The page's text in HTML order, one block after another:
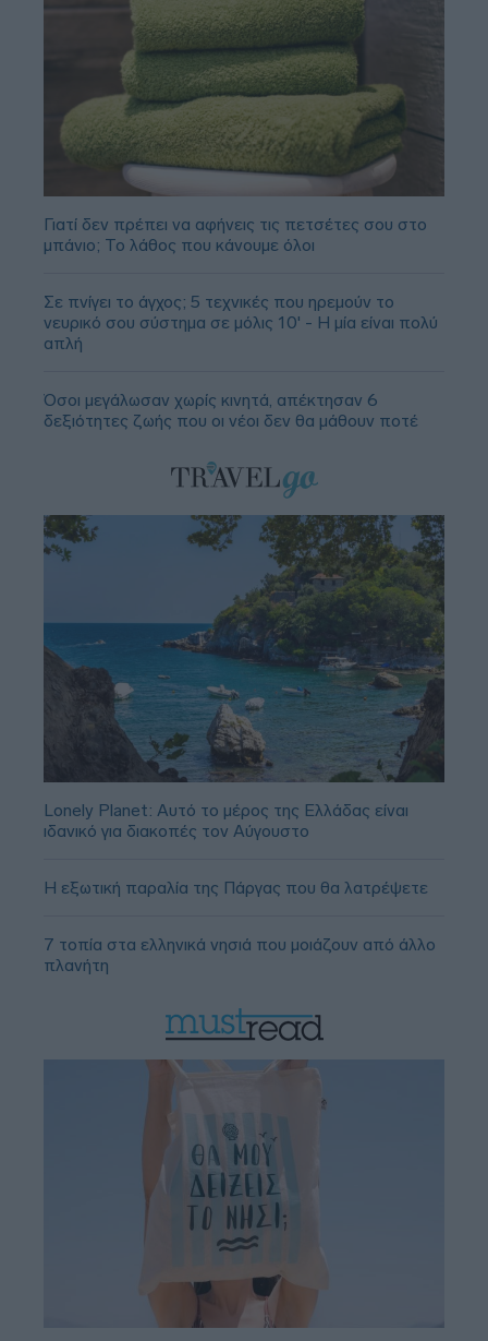
Γιατί δεν πρέπει να αφήνεις τις πετσέτες σου στο
μπάνιο; Το λάθος που κάνουμε όλοι
Σε πνίγει το άγχος; 5 τεχνικές που ηρεμούν το
νευρικό σου σύστημα σε μόλις 10' - Η μία είναι πολύ
απλή
Όσοι μεγάλωσαν χωρίς κινητά, απέκτησαν 6
δεξιότητες ζωής που οι νέοι δεν θα μάθουν ποτέ
Lonely Planet: Αυτό το μέρος της Ελλάδας είναι
ιδανικό για διακοπές τον Αύγουστο
Η εξωτική παραλία της Πάργας που θα λατρέψετε
7 τοπία στα ελληνικά νησιά που μοιάζουν από άλλο
πλανήτη